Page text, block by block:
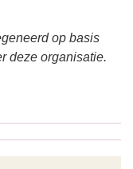
op basis
deze organisatie.